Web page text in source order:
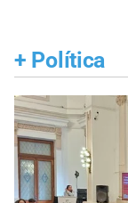
+ Política